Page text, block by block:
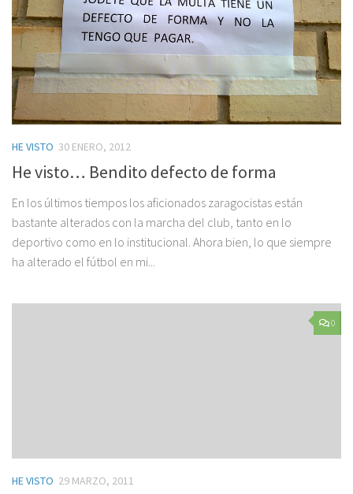
HE VISTO 30 ENERO, 2012
He visto… Bendito defecto de forma
En los últimos tiempos los aficionados zaragocistas están
bastante alterados con la marcha del club, tanto en lo
deportivo como en lo institucional. Ahora bien, lo que siempre
ha alterado el fútbol en mi...
0
HE VISTO 29 MARZO, 2011